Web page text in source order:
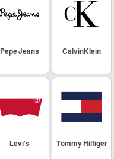
CalvinKlein
Pepe Jeans
Tommy Hilfiger
Levi's